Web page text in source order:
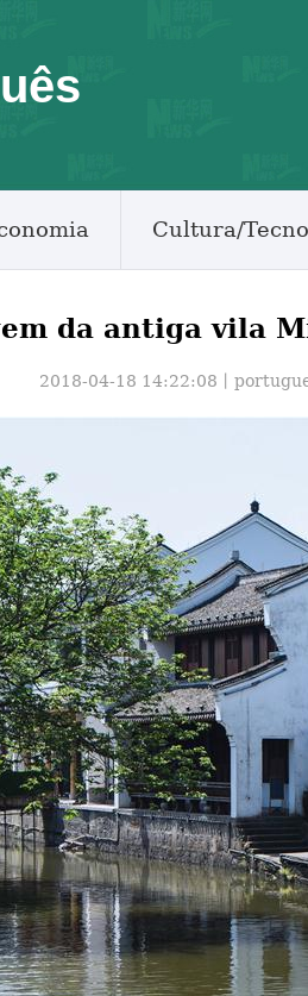
Cultura/
da antiga vila
2018-04-18 14:22:08丨